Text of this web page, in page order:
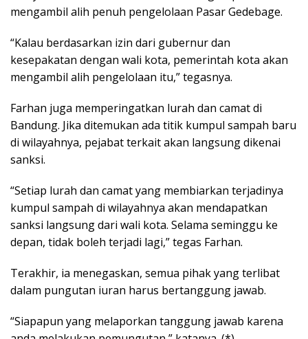
mengambil alih penuh pengelolaan Pasar Gedebage.
“Kalau berdasarkan izin dari gubernur dan
kesepakatan dengan wali kota, pemerintah kota akan
mengambil alih pengelolaan itu,” tegasnya.
Farhan juga memperingatkan lurah dan camat di
Bandung. Jika ditemukan ada titik kumpul sampah baru
di wilayahnya, pejabat terkait akan langsung dikenai
sanksi.
“Setiap lurah dan camat yang membiarkan terjadinya
kumpul sampah di wilayahnya akan mendapatkan
sanksi langsung dari wali kota. Selama seminggu ke
depan, tidak boleh terjadi lagi,” tegas Farhan.
Terakhir, ia menegaskan, semua pihak yang terlibat
dalam pungutan iuran harus bertanggung jawab.
“Siapapun yang melaporkan tanggung jawab karena